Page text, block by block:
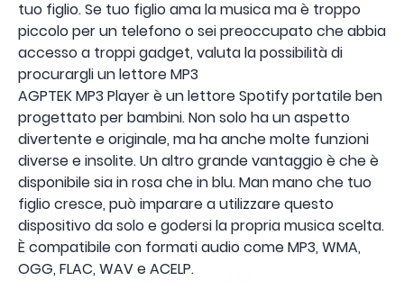
tuo figlio. Se tuo figlio ama la musica ma è troppo
piccolo per un telefono o sei preoccupato che abbia
accesso a troppi gadget, valuta la possibilità di
procurargli un lettore MP3
AGPTEK MP3 Player è un lettore Spotify portatile ben
progettato per bambini. Non solo ha un aspetto
divertente e originale, ma ha anche molte funzioni
diverse e insolite. Un altro grande vantaggio è che è
disponibile sia in rosa che in blu. Man mano che tuo
figlio cresce, può imparare a utilizzare questo
dispositivo da solo e godersi la propria musica scelta.
È compatibile con formati audio come MP3, WMA,
OGG, FLAC, WAV e ACELP.